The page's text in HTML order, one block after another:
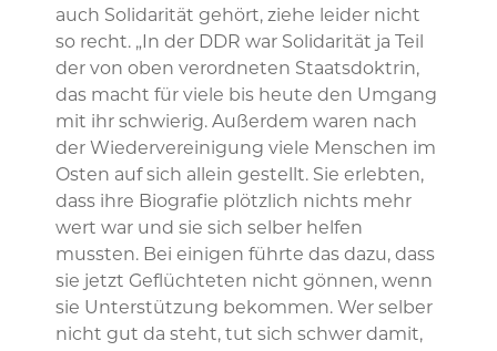
auch Solidarität gehört, ziehe leider nicht
so recht. „In der DDR war Solidarität ja Teil
der von oben verordneten Staatsdoktrin,
das macht für viele bis heute den Umgang
mit ihr schwierig. Außerdem waren nach
der Wiedervereinigung viele Menschen im
Osten auf sich allein gestellt. Sie erlebten,
dass ihre Biografie plötzlich nichts mehr
wert war und sie sich selber helfen
mussten. Bei einigen führte das dazu, dass
sie jetzt Geflüchteten nicht gönnen, wenn
sie Unterstützung bekommen. Wer selber
nicht gut da steht, tut sich schwer damit,